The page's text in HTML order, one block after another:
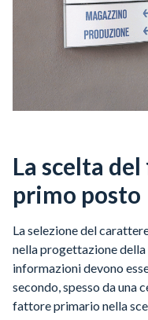
La scelta
primo posto
La selezione del
nella progettazione della
informazioni devono
secondo, spesso da una
fattore primario nella